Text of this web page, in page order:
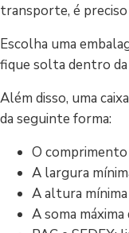
transporte, é
Escolha uma
fique solta dentro da
Além disso, uma
da seguinte forma:
O comprimento
A largura
A altura mínima
A soma